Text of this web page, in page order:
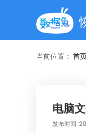
当前位置： 首
电脑
发布时间: